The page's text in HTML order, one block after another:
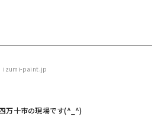
izumi-paint.jp
万十市の現場です(^_^)